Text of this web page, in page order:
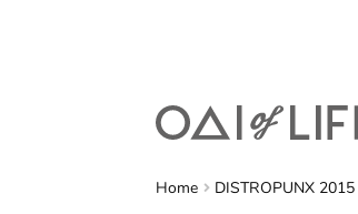
Home DISTROPUNX 2015